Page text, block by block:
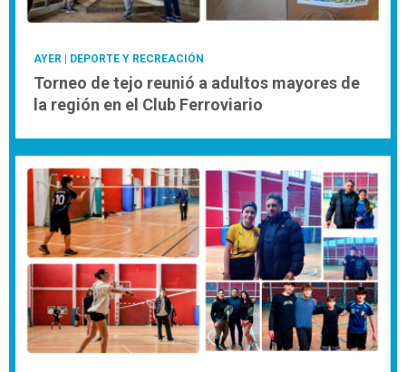
AYER | DEPORTE Y RECREACIÓN
Torneo de tejo reunió a adultos mayores de
la región en el Club Ferroviario